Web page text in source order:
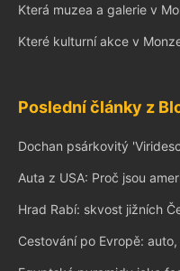
Která muzea a galerie v
Které kulturní akce v
Poslední články z
Dochan psárkovitý
Auta z USA: Proč jsou
Hrad Rabí: skvost jižních
Cestování po Evropě: